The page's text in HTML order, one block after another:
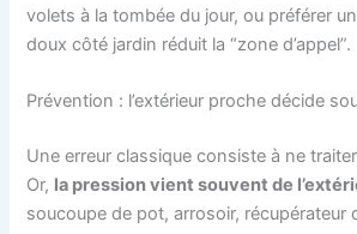
volets à la tombée du jour, ou préférer
doux côté jardin réduit la “zone d’appel”.
Prévention : l’extérieur proche décide
Une erreur classique consiste à ne
Or, la pression vient souvent de
soucoupe de pot, arrosoir, récupérateur